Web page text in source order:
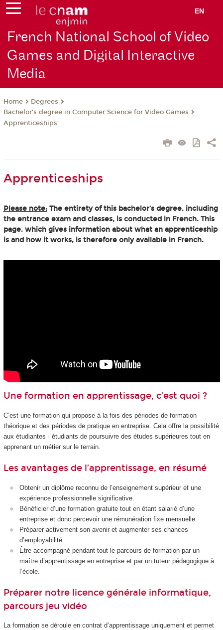
EN
French National School of Video
Games and Digital Interactive
Media
Home
Degrees
Bachelor’s degree in Computer Science for Video Games
Apprenticeships
Apprenticeships
Please note:The entirety of this bachelor’s degree, including
the entrance exam and classes, is conducted in French. This
page, which gives information about what an apprenticeship
is and how it works, is therefore only available in French.
Une formation en apprentissage, c’est quoi ?
C’est une formation qui propose à la fois des périodes de formation
théorique et des périodes de pratique en entreprise. Cela offre la possibilité
aux étudiantes · étudiants de poursuivre des études supérieures tout en
apprenant un métier sur le terrain.
Les avantages de l’apprentissage, en résumé
Obtenir un diplôme reconnu de l’enseignement supérieur et une
expérience professionnelle significative.
Bénéficier d’une formation gratuite tout en étant salarié d’une
entreprise et donc percevoir une rémunération fixe mensuelle.
Préparer activement son avenir et augmenter ses chances
d’employabilité.
Être accompagné pendant tout le parcours de formation par un
maître d’apprentissage en entreprise et par un tuteur pédagogique à
l’école.
Préparer notre licence générale informatique,
parcours jeu vidéo
La formation se déroule en contrat d’apprentissage uniquement et permet